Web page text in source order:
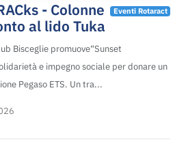
Eventi Rotaract
- Colonne
al lido Tuka
Bisceglie promuove“Sunset
e impegno sociale per donare un
Pegaso ETS. Un tra...